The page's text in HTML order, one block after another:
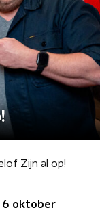
Zijn al op!
6 oktober